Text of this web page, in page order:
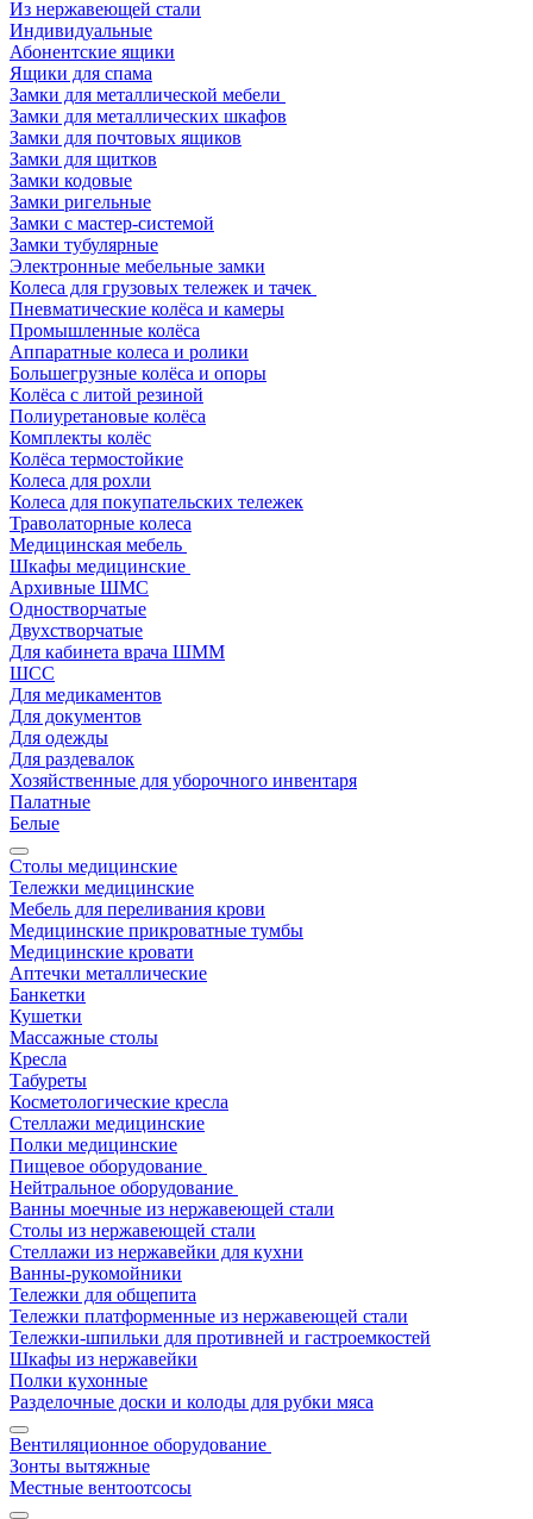
Из нержавеющей стали
Индивидуальные
Абонентские ящики
Ящики для спама
Замки для металлической мебели
Замки для металлических шкафов
Замки для почтовых ящиков
Замки для щитков
Замки кодовые
Замки ригельные
Замки с мастер-системой
Замки тубулярные
Электронные мебельные замки
Колеса для грузовых тележек и тачек
Пневматические колёса и камеры
Промышленные колёса
Аппаратные колеса и ролики
Большегрузные колёса и опоры
Колёса с литой резиной
Полиуретановые колёса
Комплекты колёс
Колёса термостойкие
Колеса для рохли
Колеса для покупательских тележек
Траволаторные колеса
Медицинская мебель
Шкафы медицинские
Архивные ШМС
Одностворчатые
Двухстворчатые
Для кабинета врача ШММ
ШСС
Для медикаментов
Для документов
Для одежды
Для раздевалок
Хозяйственные для уборочного инвентаря
Палатные
Белые
Столы медицинские
Тележки медицинские
Мебель для переливания крови
Медицинские прикроватные тумбы
Медицинские кровати
Аптечки металлические
Банкетки
Кушетки
Массажные столы
Кресла
Табуреты
Косметологические кресла
Стеллажи медицинские
Полки медицинские
Пищевое оборудование
Нейтральное оборудование
Ванны моечные из нержавеющей стали
Столы из нержавеющей стали
Стеллажи из нержавейки для кухни
Ванны-рукомойники
Тележки для общепита
Тележки платформенные из нержавеющей стали
Тележки-шпильки для противней и гастроемкостей
Шкафы из нержавейки
Полки кухонные
Разделочные доски и колоды для рубки мяса
Вентиляционное оборудование
Зонты вытяжные
Местные вентоотсосы